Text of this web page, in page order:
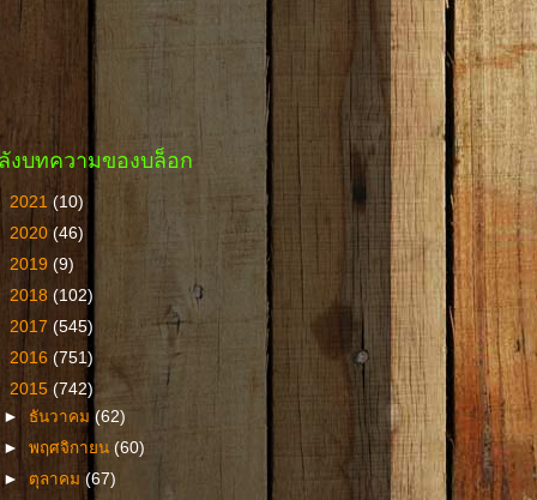
งบทความของบล็อก
2021 (10)
2020 (46)
2019 (9)
2018 (102)
2017 (545)
2016 (751)
2015 (742)
► ธันวาคม(62)
►พฤศจิกายน(60)
► ตุลาคม(67)